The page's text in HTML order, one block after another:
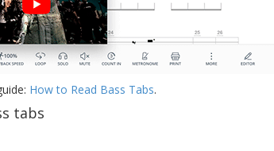
How to Read Bass Tabs.
tabs